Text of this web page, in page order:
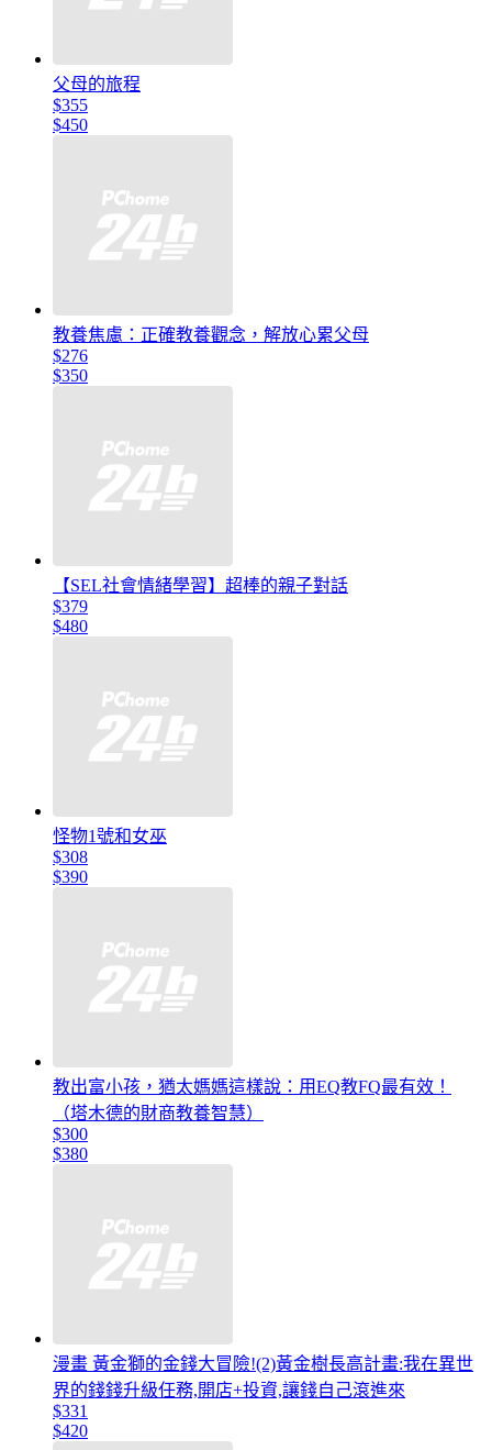
父母的旅程
$355
$450
教養焦慮：正確教養觀念，解放心累父母
$276
$350
【SEL社會情緒學習】超棒的親子對話
$379
$480
怪物1號和女巫
$308
$390
教出富小孩，猶太媽媽這樣說：用EQ教FQ最有效！
（塔木德的財商教養智慧）
$300
$380
漫畫 黃金獅的金錢大冒險!(2)黃金樹長高計畫:我在異世
界的錢錢升級任務,開店+投資,讓錢自己滾進來
$331
$420